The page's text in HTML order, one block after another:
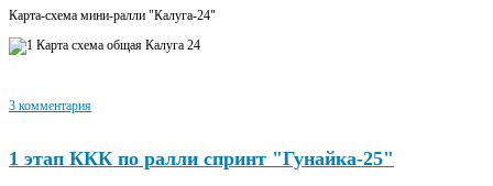
Карта-схема мини-ралли "Калуга-24"
3 комментария
1 этап ККК по ралли спринт "Гунайка-25"